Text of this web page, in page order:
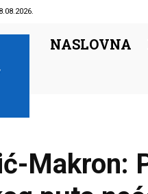
8.08.2026.
NASLOVNA
Makron: